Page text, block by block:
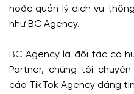
hoặc quản lý dịch vụ
như BC Agency.
BC Agency là đối tác có
Partner, chúng tôi
cáo TikTok Agency đáng